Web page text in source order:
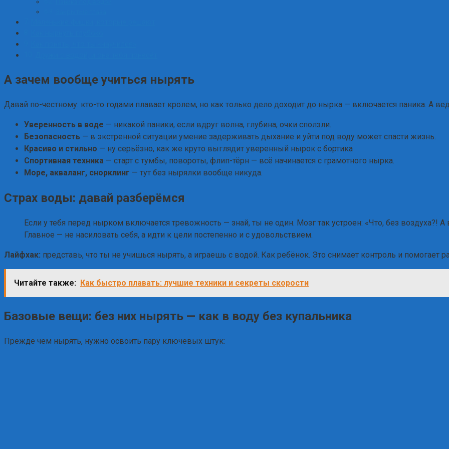
А зачем вообще учиться нырять
Давай по-честному: кто-то годами плавает кролем, но как только дело доходит до нырка — включается паника. А
Уверенность в воде — никакой паники, если вдруг волна, глубина, очки сползли.
Безопасность — в экстренной ситуации умение задерживать дыхание и уйти под воду может спасти жизнь.
Красиво и стильно — ну серьёзно, как же круто выглядит уверенный нырок с бортика
Спортивная техника — старт с тумбы, повороты, флип-тёрн — всё начинается с грамотного нырка.
Море, акваланг, снорклинг — тут без нырялки вообще никуда.
Страх воды: давай разберёмся
Если у тебя перед нырком включается тревожность — знай, ты не один. Мозг так устроен: «Что, без воздуха?!
Главное — не насиловать себя, а идти к цели постепенно и с удовольствием.
Лайфхак: представь, что ты не учишься нырять, а играешь с водой. Как ребёнок. Это снимает контроль и помогает
Читайте также: Как быстро плавать: лучшие техники и секреты скорости
Базовые вещи: без них нырять — как в воду без купальника
Прежде чем нырять, нужно освоить пару ключевых штук: